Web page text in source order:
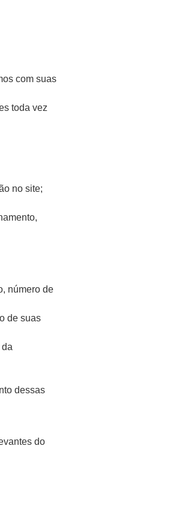
com suas
toda vez
no site;
número de
de suas
dessas
do